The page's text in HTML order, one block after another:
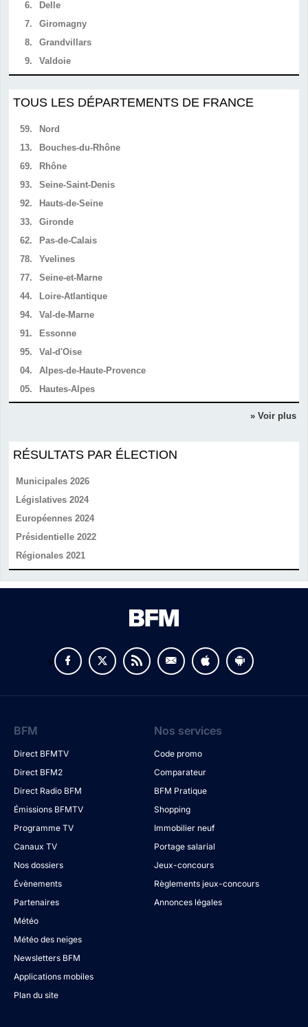
6.
Delle
7.
Giromagny
8.
Grandvillars
9.
Valdoie
TOUS LES DÉPARTEMENTS DE FRANCE
59.
Nord
13.
Bouches-du-Rhône
69.
Rhône
93.
Seine-Saint-Denis
92.
Hauts-de-Seine
33.
Gironde
62.
Pas-de-Calais
78.
Yvelines
77.
Seine-et-Marne
44.
Loire-Atlantique
94.
Val-de-Marne
91.
Essonne
95.
Val-d'Oise
04.
Alpes-de-Haute-Provence
05.
Hautes-Alpes
» Voir plus
RÉSULTATS PAR ÉLECTION
Municipales 2026
Législatives 2024
Européennes 2024
Présidentielle 2022
Régionales 2021
v
BFM
Direct BFMTV
Direct BFM2
Direct Radio BFM
Émissions BFMTV
Programme TV
Canaux TV
Nos dossiers
Évènements
Partenaires
Météo
Météo des neiges
Newsletters BFM
Applications mobiles
Plan du site
Nos services
Code promo
Comparateur
BFM Pratique
Shopping
Immobilier neuf
Portage salarial
Jeux-concours
Règlements jeux-concours
Annonces légales